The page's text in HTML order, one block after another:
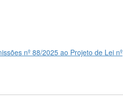
nº 88/2025 ao Projeto de Lei nº